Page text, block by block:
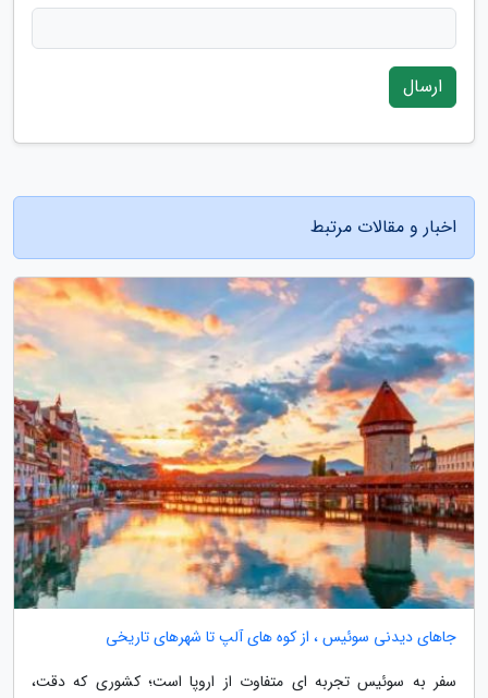
ارسال
اخبار و مقالات مرتبط
جاهای دیدنی سوئیس ، از کوه های آلپ تا شهرهای تاریخی
سفر به سوئیس تجربه ای متفاوت از اروپا است؛ کشوری که دقت،